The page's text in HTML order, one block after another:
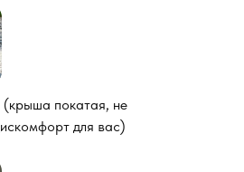
(крыша покатая, не
для вас)